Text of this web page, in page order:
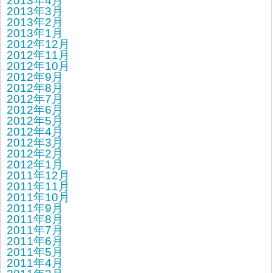
2013年3月
2013年2月
2013年1月
2012年12月
2012年11月
2012年10月
2012年9月
2012年8月
2012年7月
2012年6月
2012年5月
2012年4月
2012年3月
2012年2月
2012年1月
2011年12月
2011年11月
2011年10月
2011年9月
2011年8月
2011年7月
2011年6月
2011年5月
2011年4月